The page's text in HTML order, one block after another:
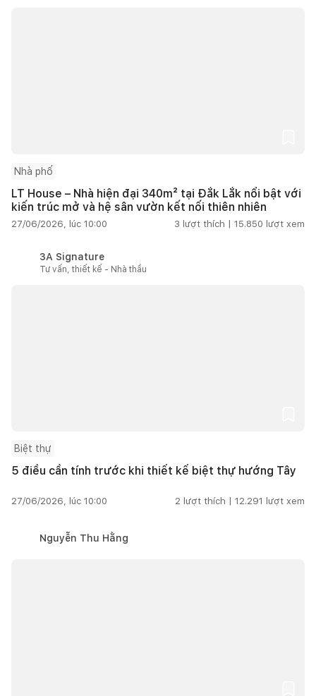
Nhà phố
LT House – Nhà hiện đại 340m² tại Đắk Lắk nổi bật với
kiến trúc mở và hệ sân vườn kết nối thiên nhiên
27/06/2026, lúc 10:00 3 lượt thích | 15.850 lượt xem
3A Signature
Tư vấn, thiết kế - Nhà thầu
Biệt thự
5 điều cần tính trước khi thiết kế biệt thự hướng Tây
27/06/2026, lúc 10:00 2 lượt thích | 12.291 lượt xem
Nguyễn Thu Hằng